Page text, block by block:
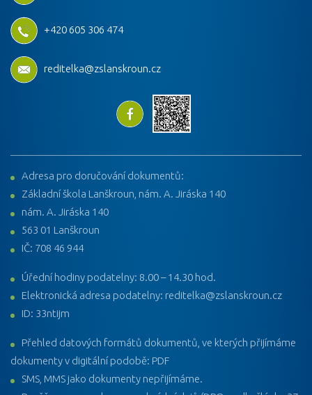
+420 605 306 474
reditelka@zslanskroun.cz
Adresa pro doručování dokumentů:
Základní škola Lanškroun, nám. A. Jiráska 140
nám. A. Jiráska 140
563 01 Lanškroun
IČ: 708 46 944
Úřední hodiny podatelny: 8.00 – 14.30 hod.
Elektronická adresa podatelny: reditelka@zslanskroun.cz
ID: 33ntijm
Přehled datových formátů dokumentů, ve kterých přijímáme
dokumenty v digitální podobě: PDF
SMS, MMS jako dokumenty nepřijímáme.